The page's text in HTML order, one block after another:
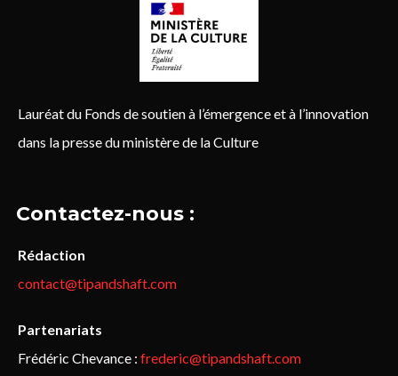
Lauréat du Fonds de soutien à l’émergence et à l’innovation
dans la presse du ministère de la Culture
Contactez-nous :
Rédaction
contact@tipandshaft.com
Partenariats
Frédéric Chevance : frederic@tipandshaft.com